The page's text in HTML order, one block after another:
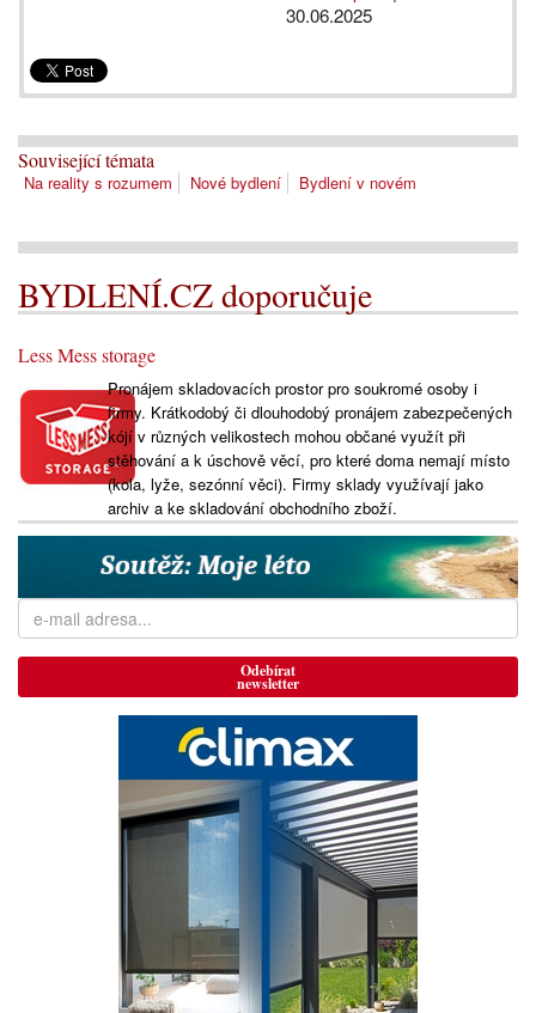
30.06.2025
Související témata
Na reality s rozumem Nové bydlení Bydlení v novém
BYDLENÍ.CZ doporučuje
Less Mess storage
Pronájem skladovacích prostor pro soukromé osoby i
firmy. Krátkodobý či dlouhodobý pronájem zabezpečených
kójí v různých velikostech mohou občané využít při
stěhování a k úschově věcí, pro které doma nemají místo
(kola, lyže, sezónní věci). Firmy sklady využívají jako
archiv a ke skladování obchodního zboží.
Odebírat
newsletter